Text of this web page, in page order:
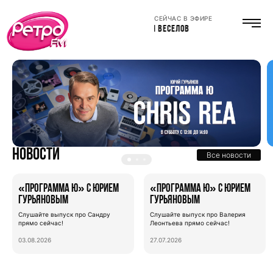
СЕЙЧАС В ЭФИРЕ
АНТОН ВЕСЕЛОВ
Новости Все новости
«Программа Ю» с Юрием
Гурьяновым
Слушайте выпуск про Сандру
прямо сейчас!
03.08.2026
«Программа Ю» с Юрием
Гурьяновым
Слушайте выпуск про Валерия
Леонтьева прямо сейчас!
27.07.2026